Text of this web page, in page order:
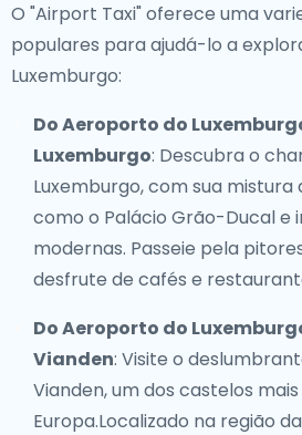
O "Airport Taxi" oferece uma
populares para ajudá-lo a
Luxemburgo:
Do Aeroporto do
Luxemburgo: Descubra o
Luxemburgo, com sua mistura
como o Palácio Grão-Ducal e
modernas. Passeie pela
desfrute de cafés e
Do Aeroporto do
Vianden: Visite o
Vianden, um dos castelos
Europa.Localizado na região